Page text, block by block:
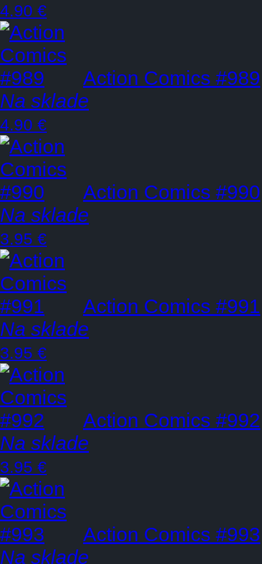
4.90 €
Action Comics #989
Na sklade
4.90 €
Action Comics #990
Na sklade
3.95 €
Action Comics #991
Na sklade
3.95 €
Action Comics #992
Na sklade
3.95 €
Action Comics #993
Na sklade